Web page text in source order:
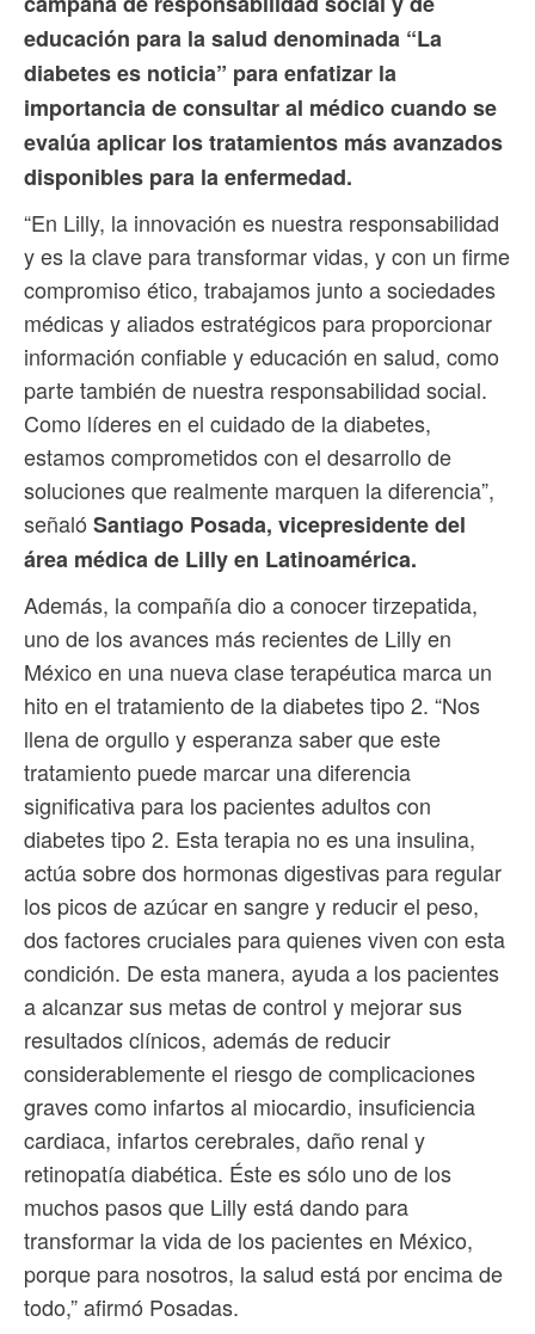
educación para la salud denominada “La
diabetes es noticia” para enfatizar la
importancia de consultar al médico cuando se
evalúa aplicar los tratamientos más avanzados
disponibles para la enfermedad.
“En Lilly, la innovación es nuestra responsabilidad
y es la clave para transformar vidas, y con un firme
compromiso ético, trabajamos junto a sociedades
médicas y aliados estratégicos para proporcionar
información confiable y educación en salud, como
parte también de nuestra responsabilidad social.
Como líderes en el cuidado de la diabetes,
estamos comprometidos con el desarrollo de
soluciones que realmente marquen la diferencia”,
señaló Santiago Posada, vicepresidente del
área médica de Lilly en Latinoamérica.
Además, la compañía dio a conocer tirzepatida,
uno de los avances más recientes de Lilly en
México en una nueva clase terapéutica marca un
hito en el tratamiento de la diabetes tipo 2. “Nos
llena de orgullo y esperanza saber que este
tratamiento puede marcar una diferencia
significativa para los pacientes adultos con
diabetes tipo 2. Esta terapia no es una insulina,
actúa sobre dos hormonas digestivas para regular
los picos de azúcar en sangre y reducir el peso,
dos factores cruciales para quienes viven con esta
condición. De esta manera, ayuda a los pacientes
a alcanzar sus metas de control y mejorar sus
resultados clínicos, además de reducir
considerablemente el riesgo de complicaciones
graves como infartos al miocardio, insuficiencia
cardiaca, infartos cerebrales, daño renal y
retinopatía diabética. Éste es sólo uno de los
muchos pasos que Lilly está dando para
transformar la vida de los pacientes en México,
porque para nosotros, la salud está por encima de
todo,” afirmó Posadas.